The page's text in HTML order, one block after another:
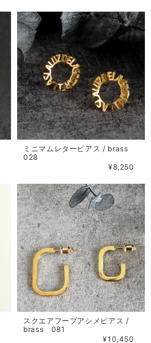
ミニマムレターピアス / brass
028
¥8,250
スクエアフープアシメピアス /
brass 081
¥10,450